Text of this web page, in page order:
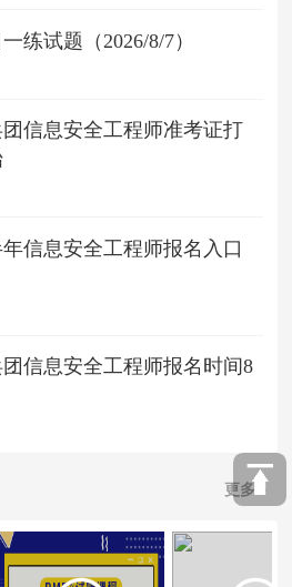
练试题（2026/8/7）
信息安全工程师准考证打
信息安全工程师报名入口
信息安全工程师报名时间8
更多